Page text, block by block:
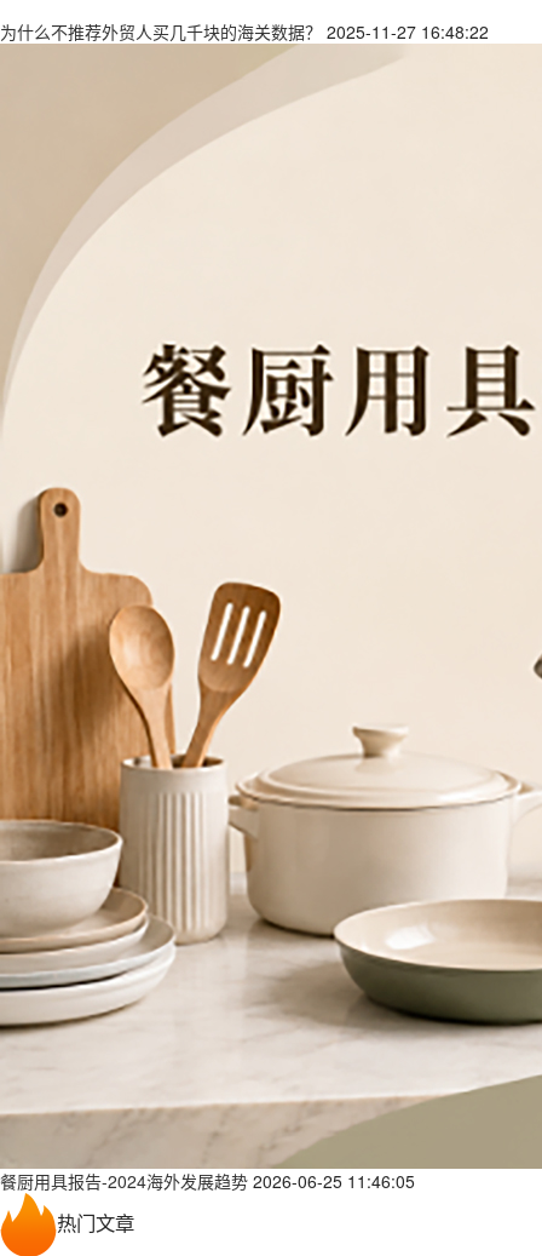
为什么不推荐外贸人买几千块的海关数据？ 2025-11-27 16:48:22
餐厨用具报告-2024海外发展趋势 2026-06-25 11:46:05
热门文章